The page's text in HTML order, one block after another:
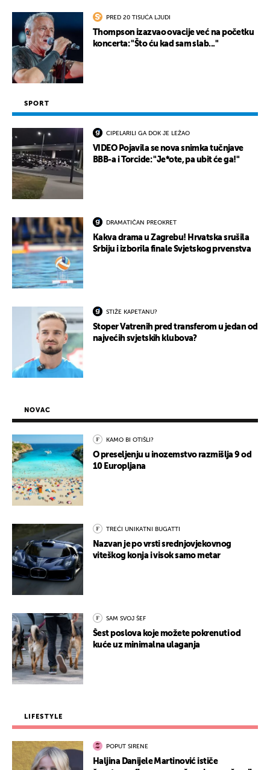
PRED 20 TISUĆA LJUDI
Thompson izazvao ovacije već na početku
koncerta: "Što ću kad sam slab..."
SPORT
CIPELARILI GA DOK JE LEŽAO
VIDEO Pojavila se nova snimka tučnjave
BBB-a i Torcide: "Je*ote, pa ubit će ga!"
DRAMATIČAN PREOKRET
Kakva drama u Zagrebu! Hrvatska srušila
Srbiju i izborila finale Svjetskog prvenstva
STIŽE KAPETANU?
Stoper Vatrenih pred transferom u jedan od
najvećih svjetskih klubova?
NOVAC
KAMO BI OTIŠLI?
O preseljenju u inozemstvo razmišlja 9 od
10 Europljana
TREĆI UNIKATNI BUGATTI
Nazvan je po vrsti srednjovjekovnog
viteškog konja i visok samo metar
SAM SVOJ ŠEF
Šest poslova koje možete pokrenuti od
kuće uz minimalna ulaganja
LIFESTYLE
POPUT SIRENE
Haljina Danijele Martinović ističe